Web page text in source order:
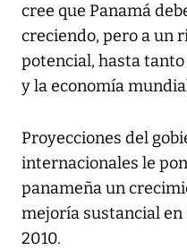
cree que Panamá
creciendo, pero a un
potencial, hasta
y la economía
Proyecciones del
internacionales le
panameña un
mejoría sustancial en
2010.